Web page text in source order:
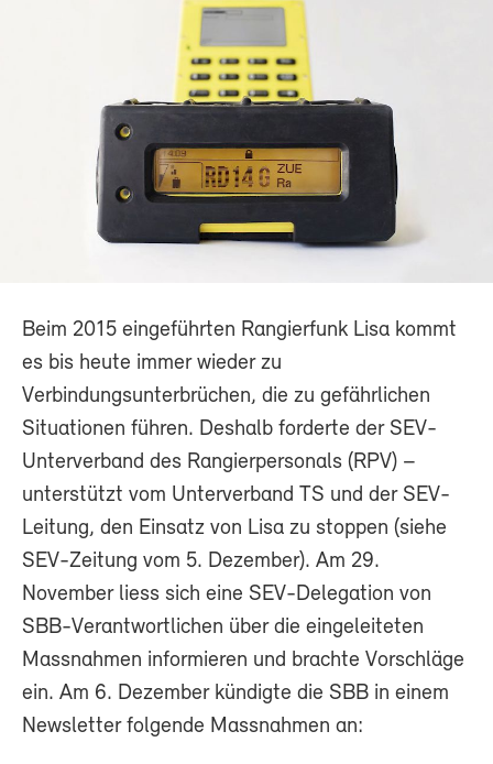
Beim 2015 eingeführten Rangierfunk Lisa kommt
es bis heute immer wieder zu
Verbindungsunterbrüchen, die zu gefährlichen
Situationen führen. Deshalb forderte der SEV-
Unterverband des Rangierpersonals (RPV) –
unterstützt vom Unterverband TS und der SEV-
Leitung, den Einsatz von Lisa zu stoppen (siehe
SEV-Zeitung vom 5. Dezember). Am 29.
November liess sich eine SEV-Delegation von
SBB-Verantwortlichen über die eingeleiteten
Massnahmen informieren und brachte Vorschläge
ein. Am 6. Dezember kündigte die SBB in einem
Newsletter folgende Massnahmen an: